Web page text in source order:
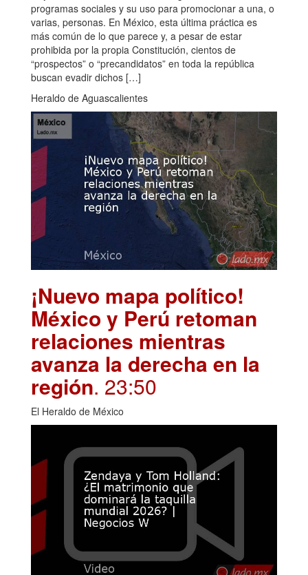
programas sociales y su uso para promocionar a una, o
varias, personas. En México, esta última práctica es
más común de lo que parece y, a pesar de estar
prohibida por la propia Constitución, cientos de
“prospectos” o “precandidatos” en toda la república
buscan evadir dichos […]
Heraldo de Aguascalientes
¡Nuevo mapa político!
México y Perú retoman
relaciones mientras
avanza la derecha en la
región. 23:50
El Heraldo de México